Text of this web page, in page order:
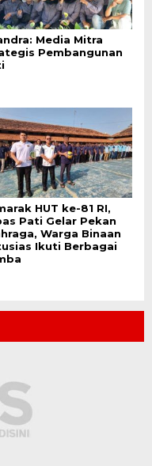
Media Mitra
Pembangunan
HUT ke-81 RI,
Pati Gelar Pekan
Warga Binaan
Ikuti Berbagai